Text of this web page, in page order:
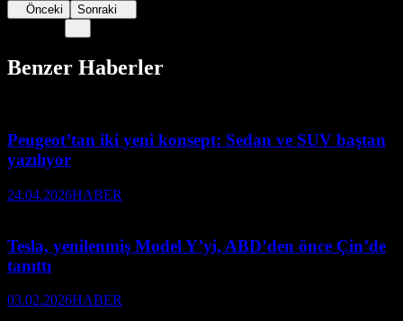
Önceki Sonraki
Benzer Haberler
Peugeot’tan iki yeni konsept: Sedan ve SUV baştan
yazılıyor
24.04.2026HABER
Tesla, yenilenmiş Model Y’yi, ABD’den önce Çin’de
tanıttı
03.02.2026HABER